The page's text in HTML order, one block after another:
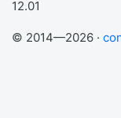
12.01
© 2014—2026 ·